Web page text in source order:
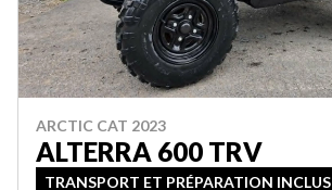
ARCTIC CAT 2023
ALTERRA 600 TRV
TRANSPORT ET PRÉPARATION INCLUS